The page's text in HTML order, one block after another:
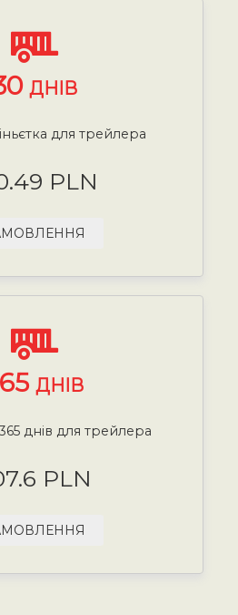
ДНІВ
для трейлера
PLN
ДНІВ
днів для трейлера
PLN